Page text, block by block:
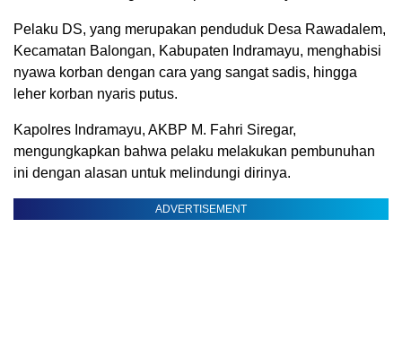
Pelaku DS, yang merupakan penduduk Desa Rawadalem,
Kecamatan Balongan, Kabupaten Indramayu, menghabisi
nyawa korban dengan cara yang sangat sadis, hingga
leher korban nyaris putus.
Kapolres Indramayu, AKBP M. Fahri Siregar,
mengungkapkan bahwa pelaku melakukan pembunuhan
ini dengan alasan untuk melindungi dirinya.
ADVERTISEMENT